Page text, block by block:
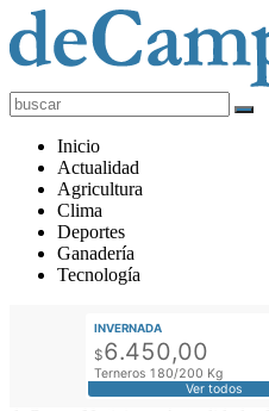
deCampoNoticias
Actualidad
Agropecuaria
Inicio
Actualidad
Agricultura
Clima
Deportes
Ganadería
Tecnología
INVERNADA
$6.450,00
Terneros 180/200 Kg
Ver todos